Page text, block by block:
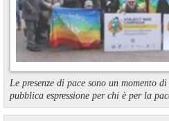
Le presenze di pace sono un momento
pubblica espressione per chi è per la